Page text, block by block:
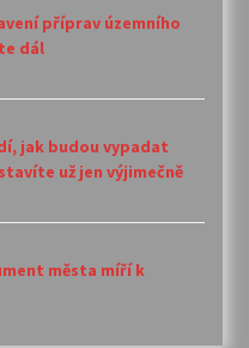
příprav územního
dál
jak budou vypadat
už jen výjimečně
města míří k